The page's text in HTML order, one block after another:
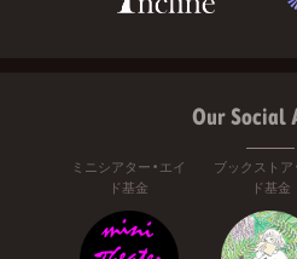
Our Social
ミニシアター・エイ
ド基金
ブックストア
ド基金